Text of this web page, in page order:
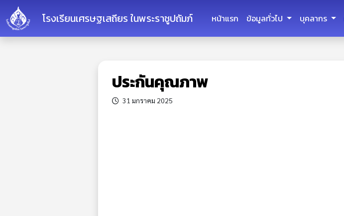
โรงเรียนเศรษฐเสถียร ในพระราชูปถัมภ์ หน้าแรก ข้อมูลทั่วไป บุคลากร
ประกันคุณภาพ
31 มกราคม 2025